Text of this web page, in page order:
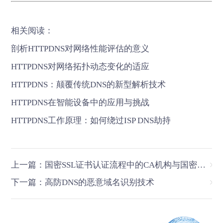
相关阅读：
剖析HTTPDNS对网络性能评估的意义
HTTPDNS对网络拓扑动态变化的适应
HTTPDNS：颠覆传统DNS的新型解析技术
HTTPDNS在智能设备中的应用与挑战
HTTPDNS工作原理：如何绕过ISP DNS劫持
上一篇：国密SSL证书认证流程中的CA机构与国密标准融合
下一篇：高防DNS的恶意域名识别技术